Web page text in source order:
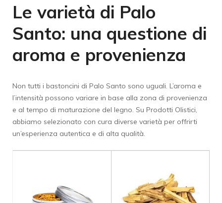
Le varietà di Palo
Santo: una questione di
aroma e provenienza
Non tutti i bastoncini di Palo Santo sono uguali. L’aroma e
l’intensità possono variare in base alla zona di provenienza
e al tempo di maturazione del legno. Su Prodotti Olistici,
abbiamo selezionato con cura diverse varietà per offrirti
un’esperienza autentica e di alta qualità.